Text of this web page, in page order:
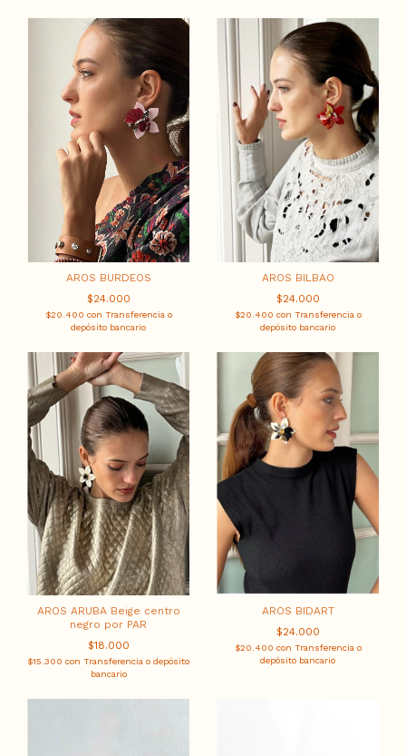
AROS BURDEOS
$24.000
$20.400 con Transferencia o
depósito bancario
AROS BILBAO
$24.000
$20.400 con Transferencia o
depósito bancario
AROS ARUBA Beige centro
negro por PAR
$18.000
$15.300 con Transferencia o depósito
bancario
AROS BIDART
$24.000
$20.400 con Transferencia o
depósito bancario